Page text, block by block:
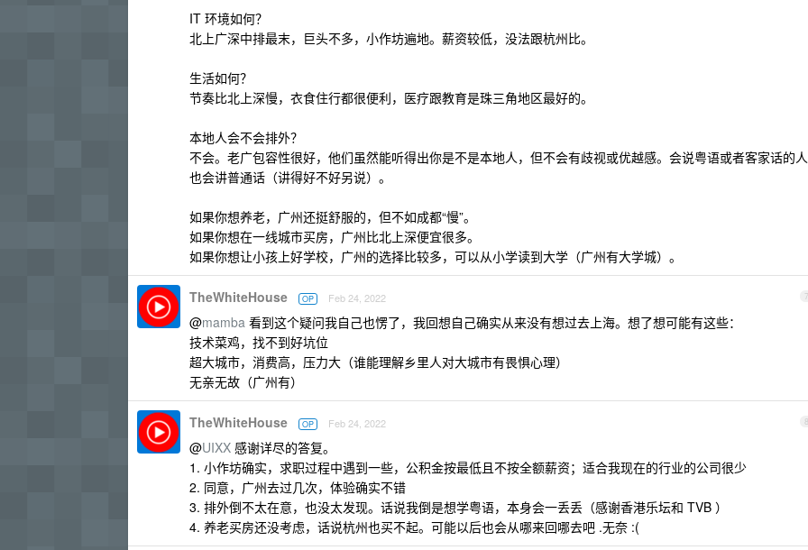
IT 环境如何？
北上广深中排最末，巨头不多，小作坊遍地。薪资较低，没法跟杭州比。
生活如何？
节奏比北上深慢，衣食住行都很便利，医疗跟教育是珠三角地区最好的。
本地人会不会排外？
不会。老广包容性很好，他们虽然能听得出你是不是本地人，但不会有歧视或优越感。会说粤语或者客家话的人
也会讲普通话（讲得好不好另说）。
如果你想养老，广州还挺舒服的，但不如成都“慢”。
如果你想在一线城市买房，广州比北上深便宜很多。
如果你想让小孩上好学校，广州的选择比较多，可以从小学读到大学（广州有大学城）。
7
TheWhiteHouse OP Feb 24, 2022
@mamba 看到这个疑问我自己也愣了，我回想自己确实从来没有想过去上海。想了想可能有这些：
技术菜鸡，找不到好坑位
超大城市，消费高，压力大（谁能理解乡里人对大城市有畏惧心理）
无亲无故（广州有）
8
TheWhiteHouse OP Feb 24, 2022
@UIXX 感谢详尽的答复。
1. 小作坊确实，求职过程中遇到一些，公积金按最低且不按全额薪资；适合我现在的行业的公司很少
2. 同意，广州去过几次，体验确实不错
3. 排外倒不太在意，也没太发现。话说我倒是想学粤语，本身会一丢丢（感谢香港乐坛和 TVB ）
4. 养老买房还没考虑，话说杭州也买不起。可能以后也会从哪来回哪去吧 .无奈 :(